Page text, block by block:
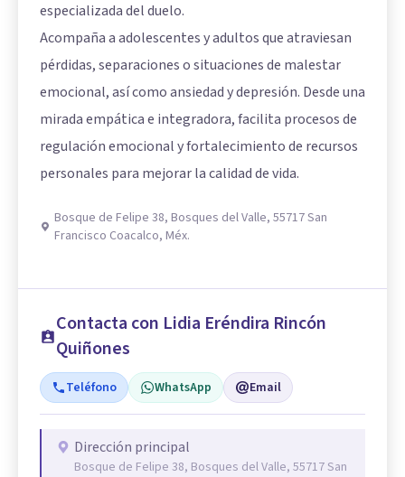
especializada del duelo.
Acompaña a adolescentes y adultos que atraviesan
pérdidas, separaciones o situaciones de malestar
emocional, así como ansiedad y depresión. Desde una
mirada empática e integradora, facilita procesos de
regulación emocional y fortalecimiento de recursos
personales para mejorar la calidad de vida.
Bosque de Felipe 38, Bosques del Valle, 55717 San
Francisco Coacalco, Méx.
Contacta con Lidia Eréndira Rincón
Quiñones
Teléfono WhatsApp Email
Dirección principal
Bosque de Felipe 38, Bosques del Valle, 55717 San